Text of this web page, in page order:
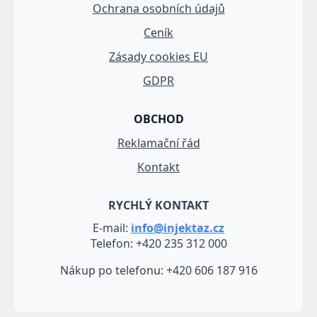
Ochrana osobních údajů
Ceník
Zásady cookies EU
GDPR
OBCHOD
Reklamační řád
Kontakt
RYCHLÝ KONTAKT
E-mail: info@injektaz.cz
Telefon: +420 235 312 000
Nákup po telefonu: +420 606 187 916